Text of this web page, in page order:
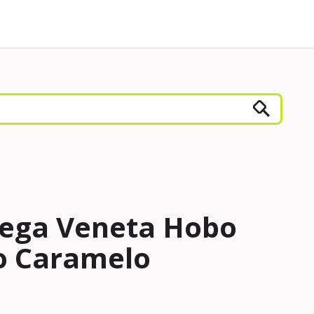
Veneta Hobo
Caramelo